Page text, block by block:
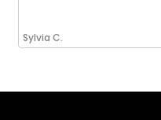
Sylvia C.